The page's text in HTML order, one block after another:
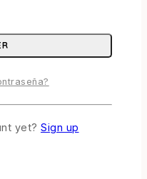
yet? Sign up